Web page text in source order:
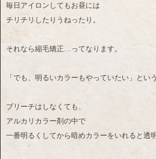
毎日アイロンしてもお昼には
チリチリしたりうねったり。
それなら縮毛矯正…ってなります。
「でも、明るいカラーもやっていたい」という
ブリーチはしなくても、
アルカリカラー剤の中で
一番明るくしてから暗めカラーをいれると透